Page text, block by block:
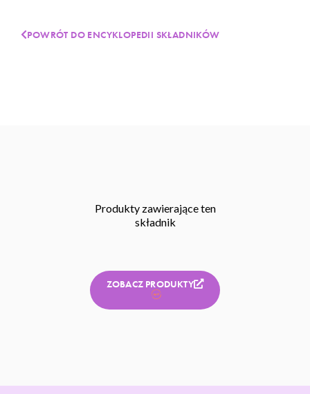
POWRÓT DO ENCYKLOPEDII SKŁADNIKÓW
Produkty zawierające ten
składnik
ZOBACZ PRODUKTY